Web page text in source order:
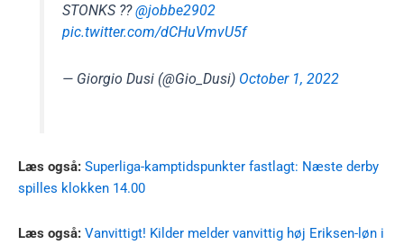
STONKS ??@jobbe2902
pic.twitter.com/dCHuVmvU5f
— Giorgio Dusi (@Gio_Dusi) October 1, 2022
Læs også: Superliga-kamptidspunkter fastlagt: Næste derby
spilles klokken 14.00
Læs også: Vanvittigt! Kilder melder vanvittig høj Eriksen-løn i